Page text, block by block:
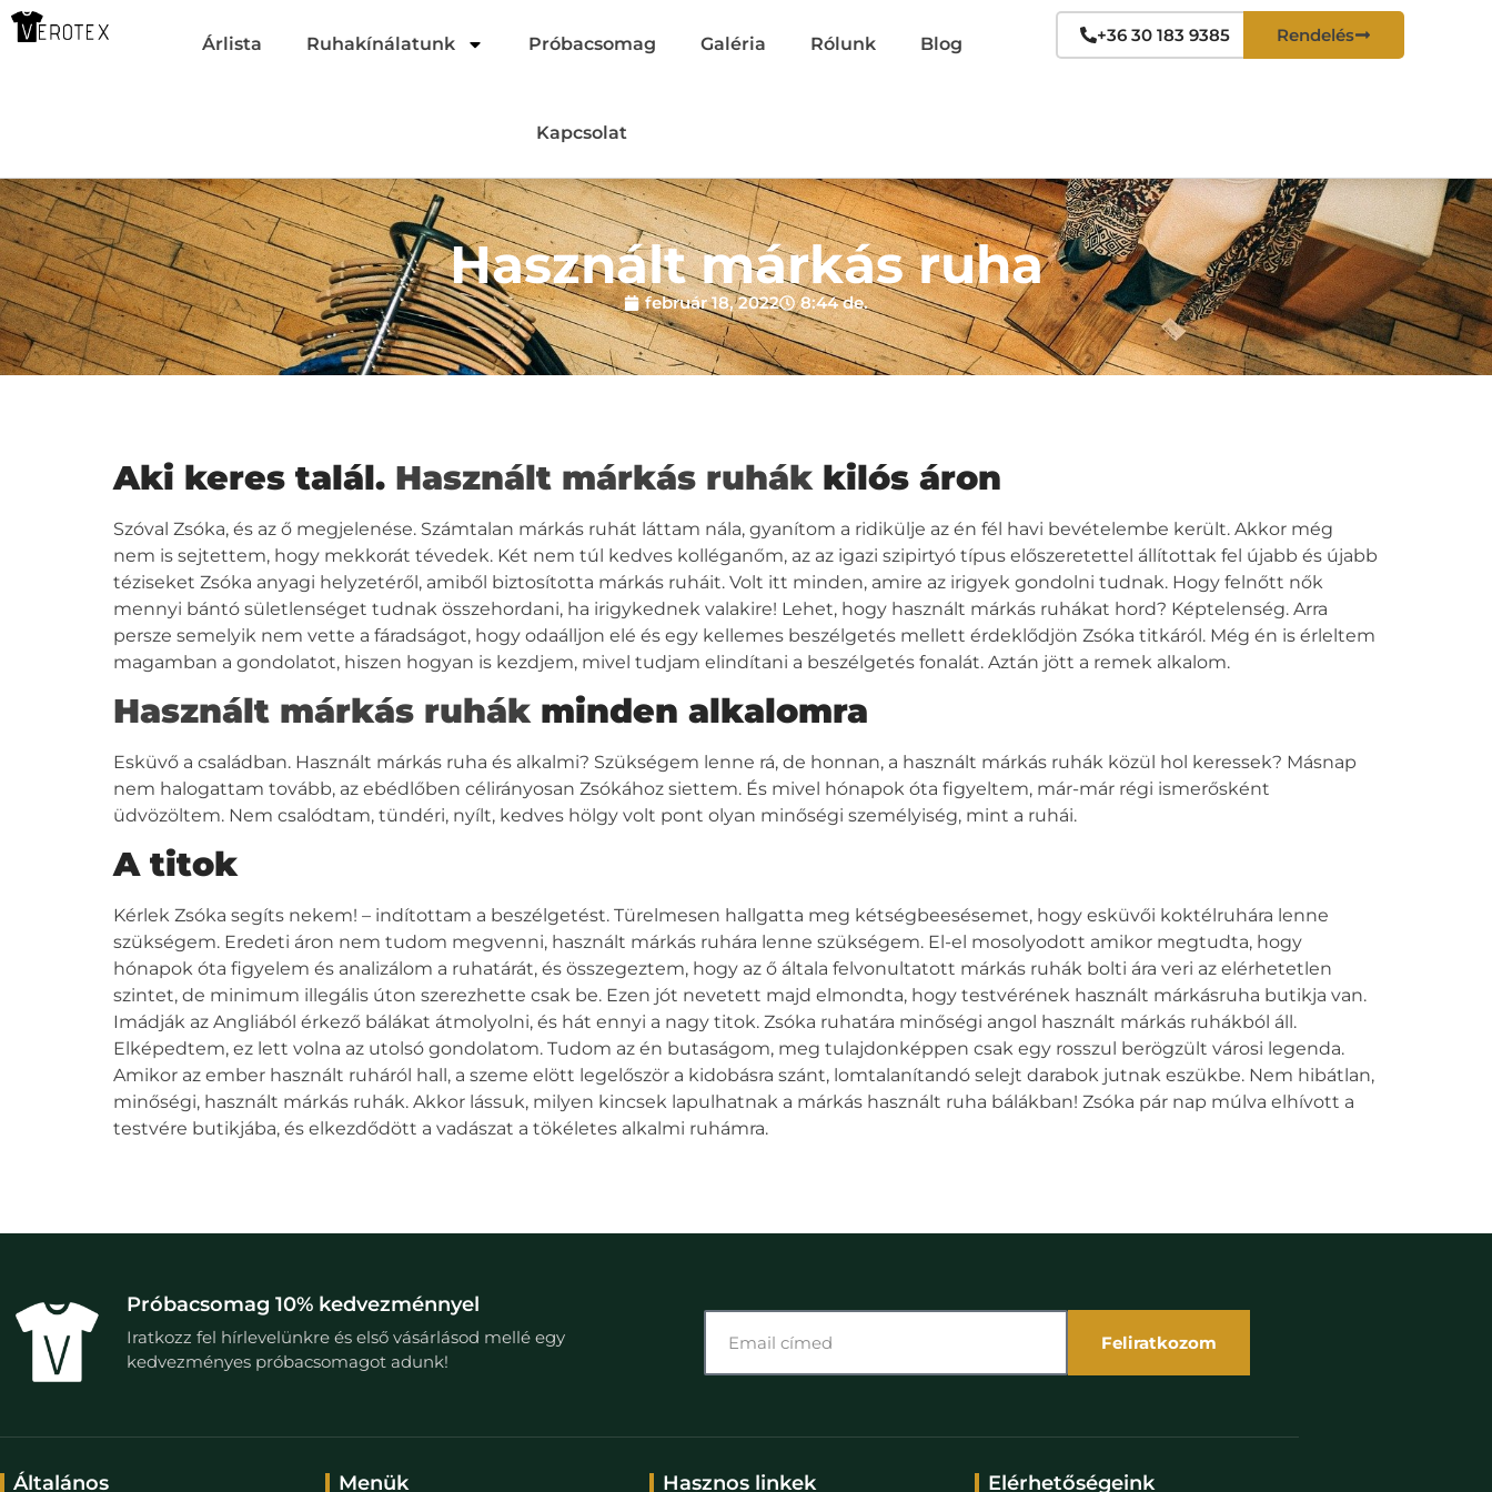
Árlista Ruhakínálatunk Próbacsomag Galéria Rólunk Blog
Kapcsolat
+36 30 183 9385 Rendelés
Használt márkás ruha
február 18, 2022 8:44 de.
Aki keres talál. Használt márkás ruhákkilós áron
Szóval Zsóka, és az ő megjelenése. Számtalan márkás ruhát láttam nála, gyanítom a ridikülje az én fél havi bevételembe került. Akkor még
nem is sejtettem, hogy mekkorát tévedek. Két nem túl kedves kolléganőm, az az igazi szipirtyó típus előszeretettel állítottak fel újabb és újabb
téziseket Zsóka anyagi helyzetéről, amiből biztosította márkás ruháit. Volt itt minden, amire az irigyek gondolni tudnak. Hogy felnőtt nők
mennyi bántó sületlenséget tudnak összehordani, ha irigykednek valakire! Lehet, hogy használt márkás ruhákat hord? Képtelenség. Arra
persze semelyik nem vette a fáradságot, hogy odaálljon elé és egy kellemes beszélgetés mellett érdeklődjön Zsóka titkáról. Még én is érleltem
magamban a gondolatot, hiszen hogyan is kezdjem, mivel tudjam elindítani a beszélgetés fonalát. Aztán jött a remek alkalom.
Használt márkás ruhákminden alkalomra
Esküvő a családban. Használt márkás ruha és alkalmi? Szükségem lenne rá, de honnan, a használt márkás ruhák közül hol keressek? Másnap
nem halogattam tovább, az ebédlőben célirányosan Zsókához siettem. És mivel hónapok óta figyeltem, már-már régi ismerősként
üdvözöltem. Nem csalódtam, tündéri, nyílt, kedves hölgy volt pont olyan minőségi személyiség, mint a ruhái.
A titok
Kérlek Zsóka segíts nekem! – indítottam a beszélgetést. Türelmesen hallgatta meg kétségbeesésemet, hogy esküvői koktélruhára lenne
szükségem. Eredeti áron nem tudom megvenni, használt márkás ruhára lenne szükségem. El-el mosolyodott amikor megtudta, hogy
hónapok óta figyelem és analizálom a ruhatárát, és összegeztem, hogy az ő általa felvonultatott márkás ruhák bolti ára veri az elérhetetlen
szintet, de minimum illegális úton szerezhette csak be. Ezen jót nevetett majd elmondta, hogy testvérének használt márkásruha butikja van.
Imádják az Angliából érkező bálákat átmolyolni, és hát ennyi a nagy titok. Zsóka ruhatára minőségi angol használt márkás ruhákból áll.
Elképedtem, ez lett volna az utolsó gondolatom. Tudom az én butaságom, meg tulajdonképpen csak egy rosszul berögzült városi legenda.
Amikor az ember használt ruháról hall, a szeme elött legelőször a kidobásra szánt, lomtalanítandó selejt darabok jutnak eszükbe. Nem hibátlan,
minőségi, használt márkás ruhák. Akkor lássuk, milyen kincsek lapulhatnak a márkás használt ruha bálákban! Zsóka pár nap múlva elhívott a
testvére butikjába, és elkezdődött a vadászat a tökéletes alkalmi ruhámra.
Próbacsomag 10% kedvezménnyel
Iratkozz fel hírlevelünkre és első vásárlásod mellé egy
kedvezményes próbacsomagot adunk!
Feliratkozom
Általános Menük Hasznos linkek Elérhetőségeink